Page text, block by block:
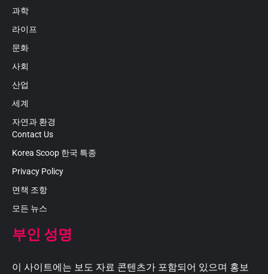
과학
라이프
문화
사회
산업
세계
자연과 환경
Contact Us
Korea Scoop 한국 특종
Privacy Policy
면책 조항
모든 뉴스
부인 성명
이 사이트에는 보도 자료 콘텐츠가 포함되어 있으며 홍보